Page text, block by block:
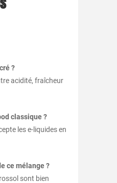
?
acidité, fraîcheur
classique ?
les e-liquides en
ce mélange ?
sont bien